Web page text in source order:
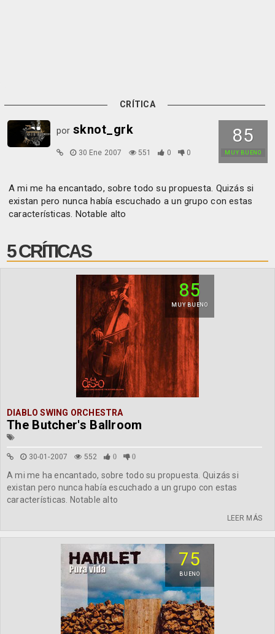
CRÍTICA
85
MUY BUENO
por sknot_grk
30 Ene 2007 551 0 0
A mi me ha encantado, sobre todo su propuesta. Quizás si
existan pero nunca había escuchado a un grupo con estas
características. Notable alto
5 CRÍTICAS
85
MUY BUENO
DIABLO SWING ORCHESTRA
The Butcher's Ballroom
30-01-2007 552 0 0
A mi me ha encantado, sobre todo su propuesta. Quizás si
existan pero nunca había escuchado a un grupo con estas
características. Notable alto
LEER MÁS
75
BUENO